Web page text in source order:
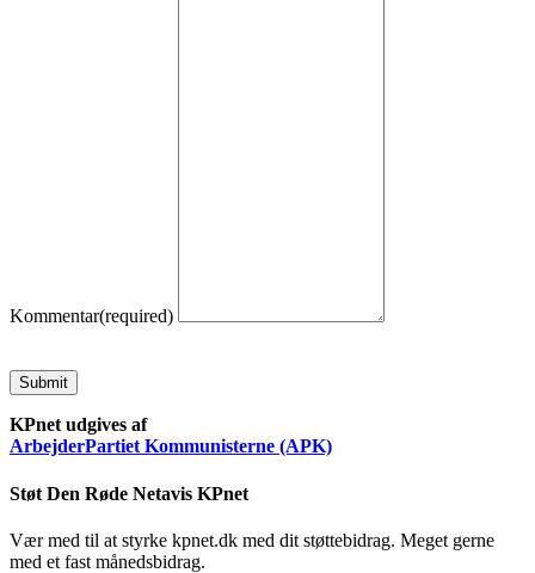
Kommentar(required)
Submit
KPnet udgives af
ArbejderPartiet Kommunisterne (APK)
Støt Den Røde Netavis KPnet
Vær med til at styrke kpnet.dk med dit støttebidrag. Meget gerne
med et fast månedsbidrag.